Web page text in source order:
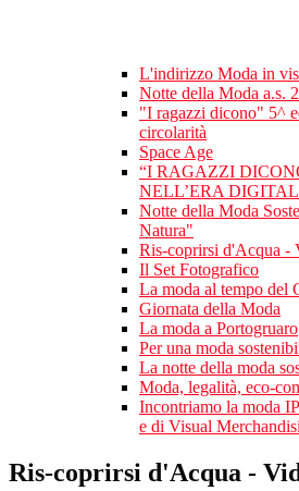
L'indirizzo Moda in
Notte della Moda a.s.
"I ragazzi dicono" 5^
circolarità
Space Age
“I RAGAZZI
NELL’ERA
Notte della Moda
Natura"
Ris-coprirsi d'Acqua -
Il Set Fotografico
La moda al tempo del
Giornata della Moda
La moda a Portogruaro
Per una moda
La notte della moda
Moda, legalità, eco-
Incontriamo la moda
e di Visual
Ris-coprirsi d'Acqua -